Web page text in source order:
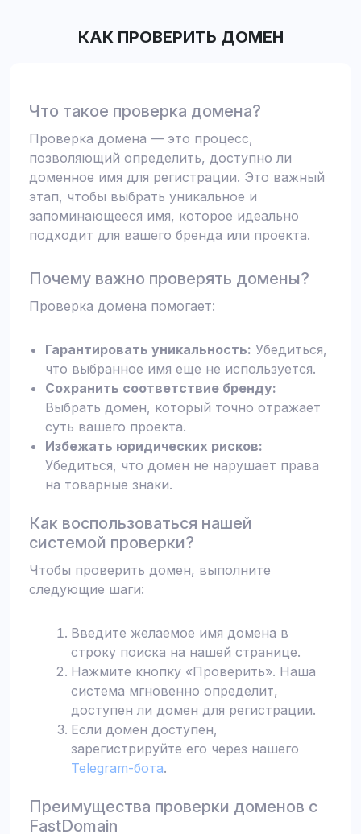
КАК ПРОВЕРИТЬ ДОМЕН
Что такое проверка домена?
Проверка домена — это процесс,
позволяющий определить, доступно ли
доменное имя для регистрации. Это важный
этап, чтобы выбрать уникальное и
запоминающееся имя, которое идеально
подходит для вашего бренда или проекта.
Почему важно проверять домены?
Проверка домена помогает:
Гарантировать уникальность: Убедиться,
что выбранное имя еще не используется.
Сохранить соответствие бренду:
Выбрать домен, который точно отражает
суть вашего проекта.
Избежать юридических рисков:
Убедиться, что домен не нарушает права
на товарные знаки.
Как воспользоваться нашей
системой проверки?
Чтобы проверить домен, выполните
следующие шаги:
Введите желаемое имя домена в
строку поиска на нашей странице.
Нажмите кнопку «Проверить». Наша
система мгновенно определит,
доступен ли домен для регистрации.
Если домен доступен,
зарегистрируйте его через нашего
Telegram-бота.
Преимущества проверки доменов с
FastDomain